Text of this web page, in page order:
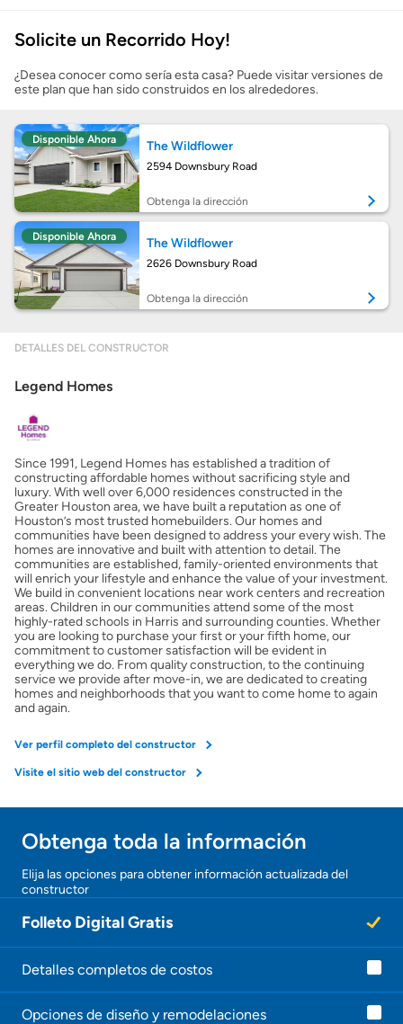
Mostrarme lo que puedo pagar
Costos casa nueva vs. usada
Obtener mi puntaje de crédito
Calcular mi hipoteca
Obtener Aprobación Previa
Preparar mi casa para la venta
Seguro de propietarios
Solicite un Recorrido Hoy!
¿Desea conocer como sería esta casa? Puede visitar versiones de
este plan que han sido construidos en los alrededores.
Disponible Ahora The Wildflower
2594 Downsbury Road
Obtenga la dirección
Disponible Ahora The Wildflower
2626 Downsbury Road
Obtenga la dirección
DETALLES DEL CONSTRUCTOR
Legend Homes
Since 1991, Legend Homes has established a tradition of
constructing affordable homes without sacrificing style and
luxury. With well over 6,000 residences constructed in the
Greater Houston area, we have built a reputation as one of
Houston’s most trusted homebuilders. Our homes and
communities have been designed to address your every wish. The
homes are innovative and built with attention to detail. The
communities are established, family-oriented environments that
will enrich your lifestyle and enhance the value of your investment.
We build in convenient locations near work centers and recreation
areas. Children in our communities attend some of the most
highly-rated schools in Harris and surrounding counties. Whether
you are looking to purchase your first or your fifth home, our
commitment to customer satisfaction will be evident in
everything we do. From quality construction, to the continuing
service we provide after move-in, we are dedicated to creating
homes and neighborhoods that you want to come home to again
and again.
Ver perfil completo del constructor
Visite el sitio web del constructor
Obtenga toda la información
Elija las opciones para obtener información actualizada del
constructor
Folleto Digital Gratis
Detalles completos de costos
Opciones de diseño y remodelaciones